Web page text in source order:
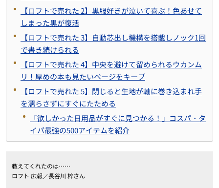
【ロフトで売れた 2】黒服好きが泣いて喜ぶ！色あせて
しまった黒が復活
【ロフトで売れた 3】自動芯出し機構を搭載しノック1回
で書き続けられる
【ロフトで売れた 4】中央を避けて留められるウカンム
リ！厚めの本も見たいページをキープ
【ロフトで売れた 5】閉じると生地が軸に巻き込まれ手
を濡らさずにすぐにたためる
「欲しかった日用品がすぐに見つかる！」コスパ・タ
イパ最強の500アイテムを紹介
教えてくれたのは……
ロフト 広報／長谷川 梓さん